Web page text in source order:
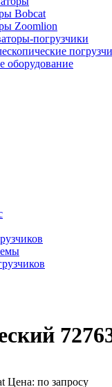
Bobcat
Zoomlion
погрузчики
оборудование
Цена: по запросу